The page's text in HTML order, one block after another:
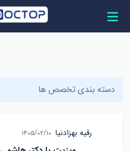
رقیه بهزادنیا ۱۴۰۵/۰۲/۱۰
دسته بندی تخصص ها